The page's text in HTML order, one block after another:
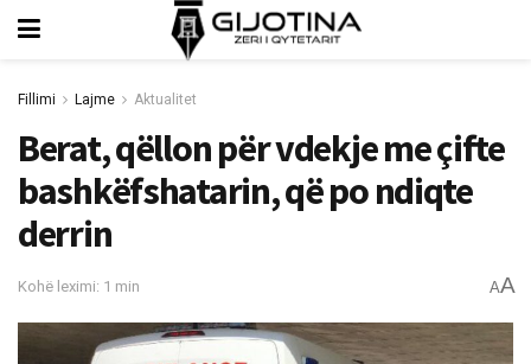
Fillimi Lajme Aktualitet
Berat, qëllon për vdekje me çifte
bashkëfshatarin, që po ndiqte
derrin
Kohë leximi: 1 min AA